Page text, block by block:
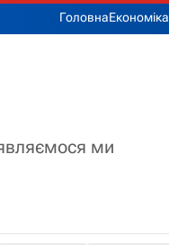
ГоловнаЕкономіка
ми